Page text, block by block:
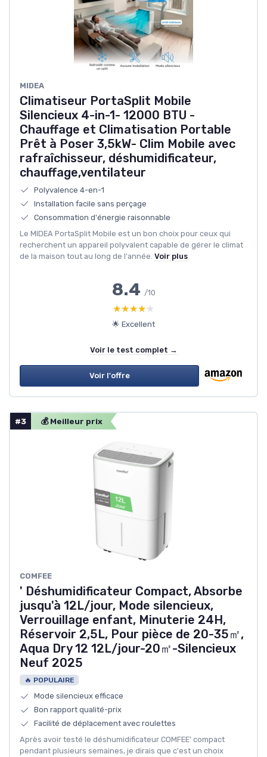
MIDEA
Climatiseur PortaSplit Mobile
Silencieux 4-in-1- 12000 BTU -
Chauffage et Climatisation Portable
Prêt à Poser 3,5kW- Clim Mobile avec
rafraîchisseur, déshumidificateur,
chauffage,ventilateur
Polyvalence 4-en-1
Installation facile sans perçage
Consommation d'énergie raisonnable
Le MIDEA PortaSplit Mobile est un bon choix pour ceux qui
recherchent un appareil polyvalent capable de gérer le climat
de la maison tout au long de l'année. Voir plus
8.4 /10
★★★★★
★★★★★
🌟 Excellent
Voir le test complet →
Voir l'offre
#3 💰 Meilleur prix
COMFEE
' Déshumidificateur Compact, Absorbe
jusqu'à 12L/jour, Mode silencieux,
Verrouillage enfant, Minuterie 24H,
Réservoir 2,5L, Pour pièce de 20-35㎡,
Aqua Dry 12 12L/jour-20㎡-Silencieux
Neuf 2025
🔥 POPULAIRE
Mode silencieux efficace
Bon rapport qualité-prix
Facilité de déplacement avec roulettes
Après avoir testé le déshumidificateur COMFEE' compact
pendant plusieurs semaines, je dirais que c'est un choix